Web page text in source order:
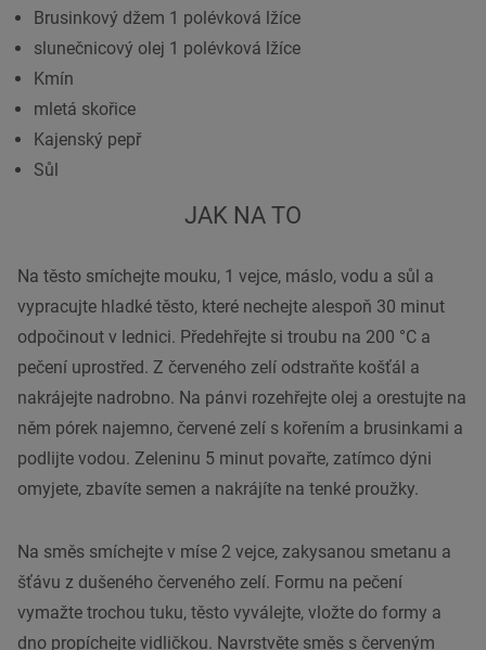
Brusinkový džem 1 polévková lžíce
slunečnicový olej 1 polévková lžíce
Kmín
mletá skořice
Kajenský pepř
Sůl
JAK NA TO
Na těsto smíchejte mouku, 1 vejce, máslo, vodu a sůl a
vypracujte hladké těsto, které nechejte alespoň 30 minut
odpočinout v lednici. Předehřejte si troubu na 200 °C a
pečení uprostřed. Z červeného zelí odstraňte košťál a
nakrájejte nadrobno. Na pánvi rozehřejte olej a orestujte na
něm pórek najemno, červené zelí s kořením a brusinkami a
podlijte vodou. Zeleninu 5 minut povařte, zatímco dýni
omyjete, zbavíte semen a nakrájíte na tenké proužky.
Na směs smíchejte v míse 2 vejce, zakysanou smetanu a
šťávu z dušeného červeného zelí. Formu na pečení
vymažte trochou tuku, těsto vyválejte, vložte do formy a
dno propíchejte vidličkou. Navrstvěte směs s červeným